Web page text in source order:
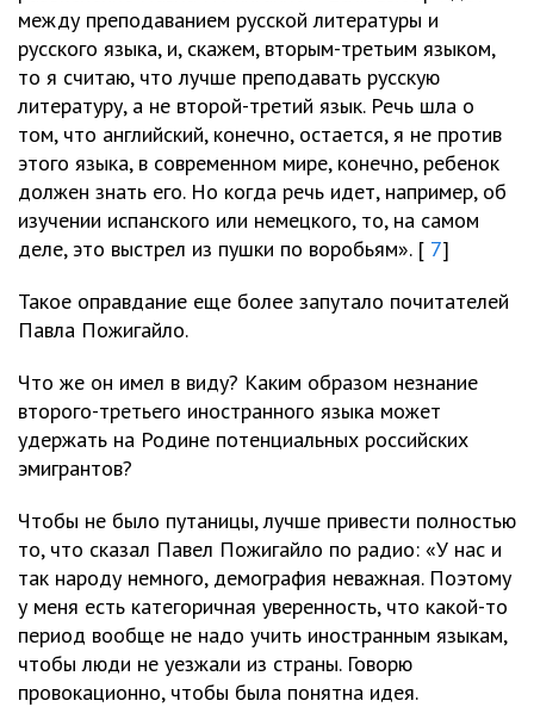
между преподаванием русской литературы и
русского языка, и, скажем, вторым-третьим языком,
то я считаю, что лучше преподавать русскую
литературу, а не второй-третий язык. Речь шла о
том, что английский, конечно, остается, я не против
этого языка, в современном мире, конечно, ребенок
должен знать его. Но когда речь идет, например, об
изучении испанского или немецкого, то, на самом
деле, это выстрел из пушки по воробьям». [ 7]
Такое оправдание еще более запутало почитателей
Павла Пожигайло.
Что же он имел в виду? Каким образом незнание
второго-третьего иностранного языка может
удержать на Родине потенциальных российских
эмигрантов?
Чтобы не было путаницы, лучше привести полностью
то, что сказал Павел Пожигайло по радио: «У нас и
так народу немного, демография неважная. Поэтому
у меня есть категоричная уверенность, что какой-то
период вообще не надо учить иностранным языкам,
чтобы люди не уезжали из страны. Говорю
провокационно, чтобы была понятна идея.